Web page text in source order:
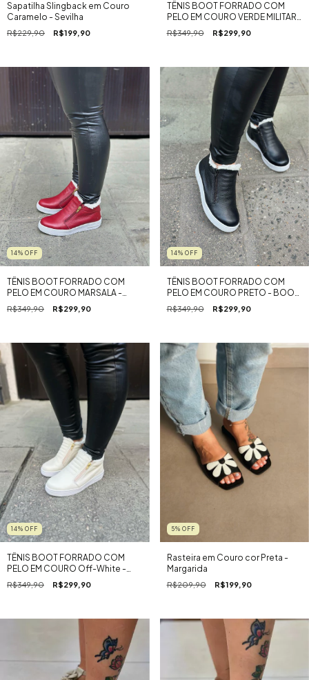
Sapatilha Slingback em Couro
Caramelo - Sevilha
R$229,90 R$199,90
TÊNIS BOOT FORRADO COM
PELO EM COURO VERDE MILITAR -
BOOT BEE 2.0
R$349,90 R$299,90
14% OFF
TÊNIS BOOT FORRADO COM
PELO EM COURO MARSALA -
BOOT BEE 2.0
R$349,90 R$299,90
14% OFF
TÊNIS BOOT FORRADO COM
PELO EM COURO PRETO - BOOT
BEE 2.0
R$349,90 R$299,90
14% OFF
TÊNIS BOOT FORRADO COM
PELO EM COURO Off-White -
BOOT BEE 2.0
R$349,90 R$299,90
5% OFF
Rasteira em Couro cor Preta -
Margarida
R$209,90 R$199,90